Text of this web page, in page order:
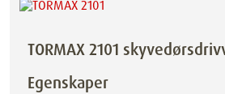
TORMAX 2101
Egenskaper